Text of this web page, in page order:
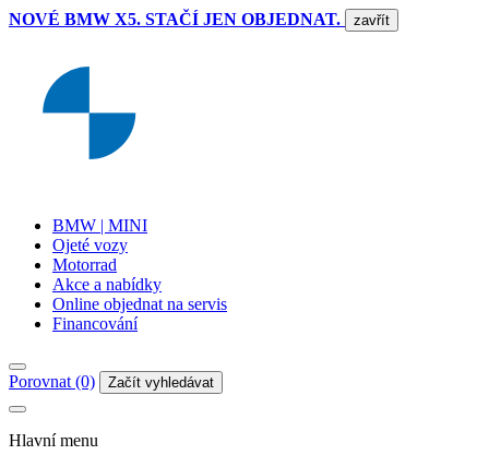
NOVÉ BMW X5. STAČÍ JEN OBJEDNAT. zavřít
BMW | MINI
Ojeté vozy
Motorrad
Akce a nabídky
Online objednat na servis
Financování
Porovnat (0) Začít vyhledávat
Hlavní menu